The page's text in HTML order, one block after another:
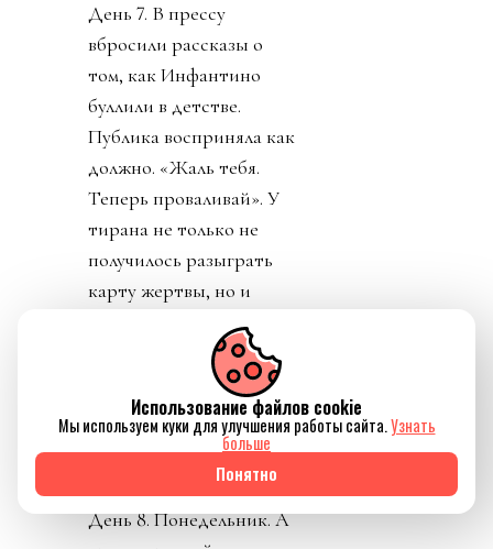
День 7. В прессу
вбросили рассказы о
том, как Инфантино
буллили в детстве.
Публика восприняла как
должно. «Жаль тебя.
Теперь проваливай». У
тирана не только не
получилось разыграть
карту жертвы, но и
обнажило тотальный
отрыв диктатора от
реальности. Воистину,
тираны, жулики и
диктаторы так похожи
День 8. Понедельник. А
Использование файлов cookie
Мы используем куки для улучшения работы сайта.Узнать
больше
Понятно